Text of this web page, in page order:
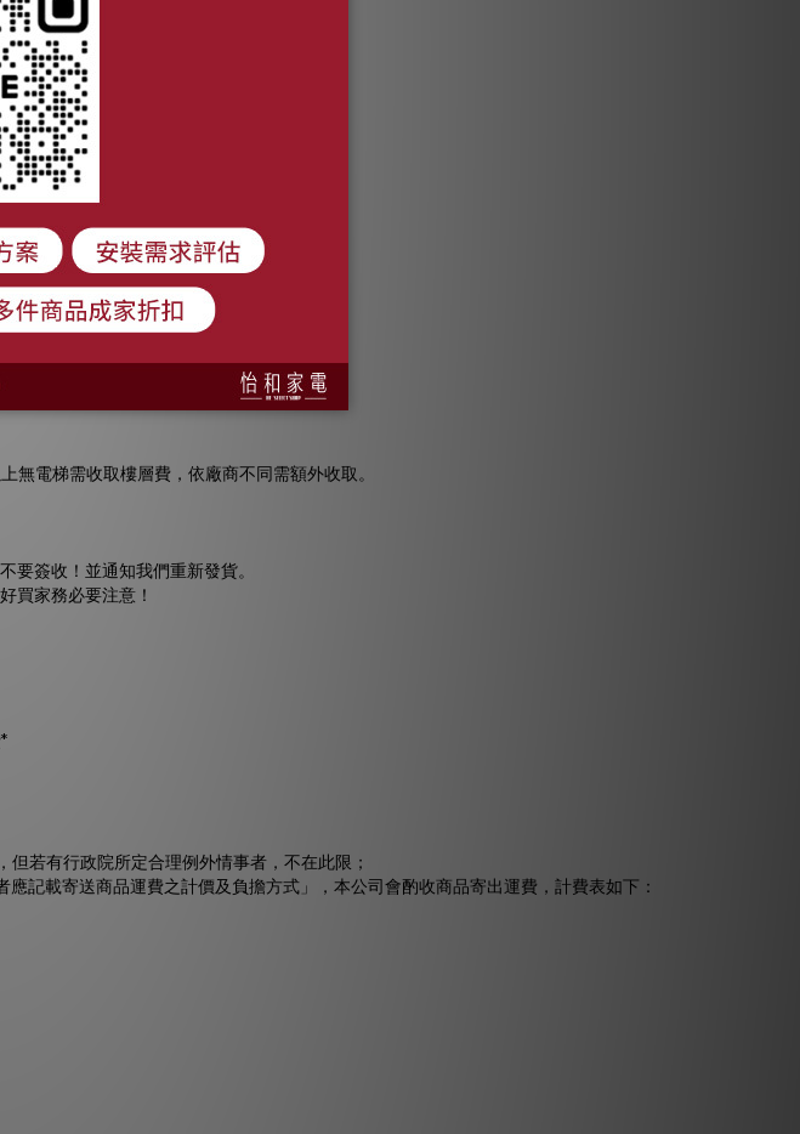
詢。
電梯需收取樓層費，依廠商不同需額外收取。
簽收！並通知我們重新發貨。
買家務必要注意！
若有行政院所定合理例外情事者，不在此限；
記載寄送商品運費之計價及負擔方式」，本公司會酌收商品寄出運費，計費表如下：